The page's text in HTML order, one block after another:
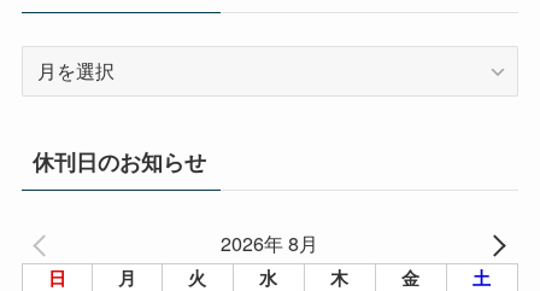
イ
ブ
休刊日のお知らせ
2026年 8月
日 月 火 水 木 金 土